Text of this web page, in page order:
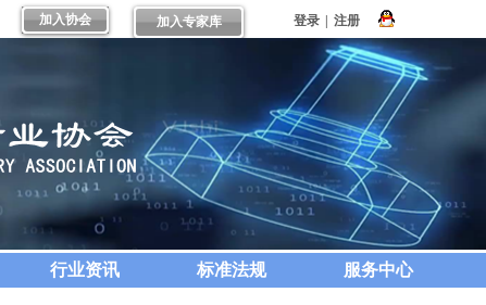
登录 注册
加入协会 加入专家库
行业资讯 标准法规 服务中心